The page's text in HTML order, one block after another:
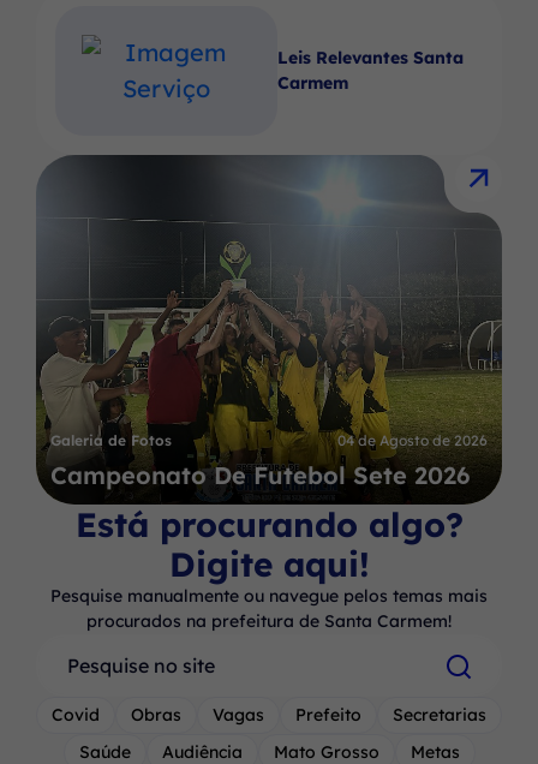
Leis Relevantes Santa
Carmem
Galeria de Fotos 04 de Agosto de 2026
Campeonato De Futebol Sete 2026
Está procurando algo?
Digite aqui!
Pesquise manualmente ou navegue pelos temas mais
procurados na prefeitura de Santa Carmem!
Pesquisar
Covid Obras Vagas Prefeito
Secretarias
Saúde
Audiência Mato Grosso
Metas